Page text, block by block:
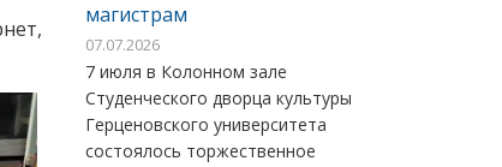
магистрам
07.07.2026
7 июля в Колонном зале
Студенческого дворца культуры
Герценовского университета
состоялось торжественное